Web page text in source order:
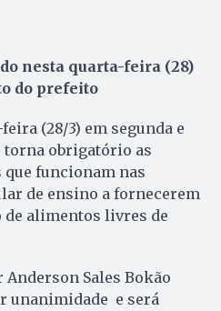
nesta quarta-feira (28)
do prefeito
(28/3) em segunda e
obrigatório as
funcionam nas
de ensino a fornecerem
de alimentos livres de
Sales Bokão
unanimidade e será